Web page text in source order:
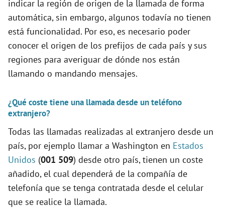
indicar la región de origen de la llamada de forma
automática, sin embargo, algunos todavía no tienen
está funcionalidad. Por eso, es necesario poder
conocer el origen de los prefijos de cada país y sus
regiones para averiguar de dónde nos están
llamando o mandando mensajes.
¿Qué coste tiene una llamada desde un teléfono
extranjero?
Todas las llamadas realizadas al extranjero desde un
país, por ejemplo llamar a Washington en Estados
Unidos (001 509) desde otro país, tienen un coste
añadido, el cual dependerá de la compañía de
telefonía que se tenga contratada desde el celular
que se realice la llamada.